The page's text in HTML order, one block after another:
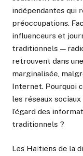
indépendantes qui
préoccupations.
influenceurs et
traditionnels —
retrouvent dans
marginalisée,
Internet. Pourquoi
les réseaux
l’égard des
traditionnels ?
Les Haïtiens de la